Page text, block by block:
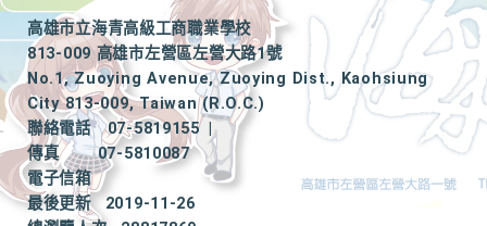
高雄市立海青高級工商職業學校
813-009 高雄市左營區左營大路1號
No.1, Zuoying Avenue, Zuoying Dist., Kaohsiung
City 813-009, Taiwan (R.O.C.)
聯絡電話
07-5819155
|
傳真
07-5810087
電子信箱
最後更新
2019-11-26